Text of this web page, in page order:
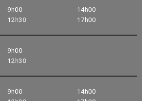
9h00
12h30
14h00
17h00
9h00
12h30
9h00
14h00